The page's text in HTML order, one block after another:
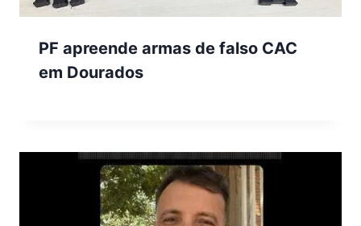
PF apreende armas de falso CAC
em Dourados